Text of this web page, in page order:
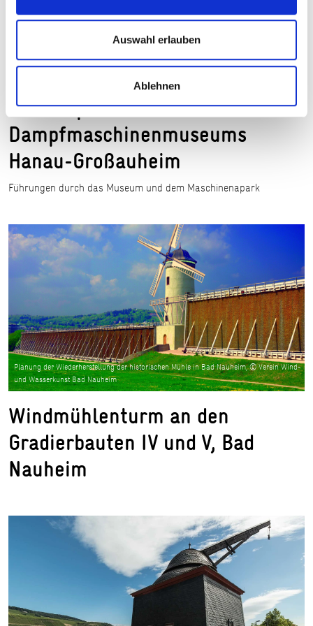
Auswahl erlauben
Ablehnen
Lok 43 im Dampfmaschinenmuseum Hanau-Großauheim, © Förderverein
Dampfmaschinenmuseum
Technikpark des
Dampfmaschinenmuseums
Hanau-Großauheim
Führungen durch das Museum und dem Maschinenapark
Planung der Wiederherstellung der historischen Mühle in Bad Nauheim, © Verein Wind-
und Wasserkunst Bad Nauheim
Windmühlenturm an den
Gradierbauten IV und V, Bad
Nauheim